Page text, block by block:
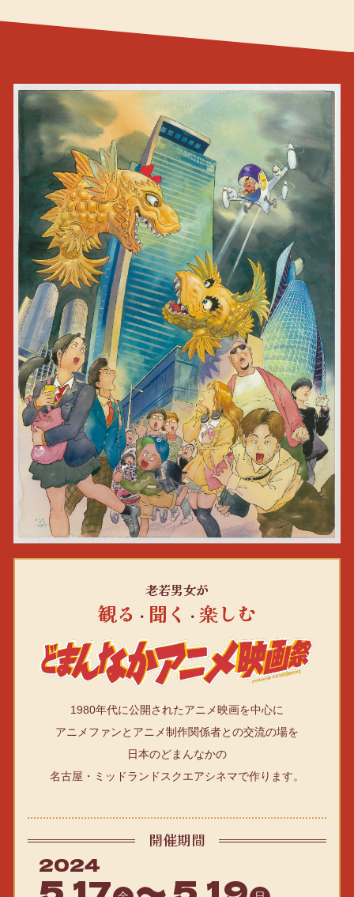
老若男女が
観る ・ 聞く ・ 楽しむ
1980年代に公開されたアニメ映画を中心に
アニメファンとアニメ制作関係者との交流の場を
日本のどまんなかの
名古屋・ミッドランドスクエアシネマで作ります。
開催期間
2024